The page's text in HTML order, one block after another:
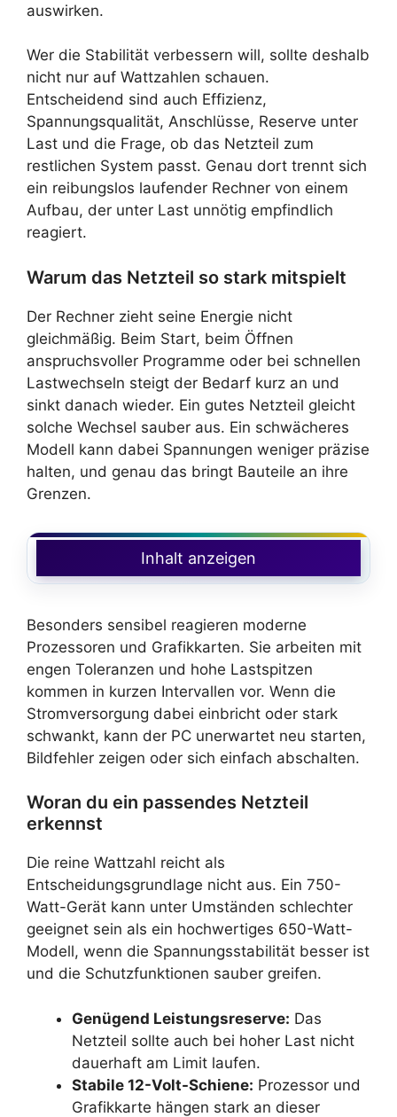
auswirken.
Wer die Stabilität verbessern will, sollte deshalb
nicht nur auf Wattzahlen schauen.
Entscheidend sind auch Effizienz,
Spannungsqualität, Anschlüsse, Reserve unter
Last und die Frage, ob das Netzteil zum
restlichen System passt. Genau dort trennt sich
ein reibungslos laufender Rechner von einem
Aufbau, der unter Last unnötig empfindlich
reagiert.
Warum das Netzteil so stark mitspielt
Der Rechner zieht seine Energie nicht
gleichmäßig. Beim Start, beim Öffnen
anspruchsvoller Programme oder bei schnellen
Lastwechseln steigt der Bedarf kurz an und
sinkt danach wieder. Ein gutes Netzteil gleicht
solche Wechsel sauber aus. Ein schwächeres
Modell kann dabei Spannungen weniger präzise
halten, und genau das bringt Bauteile an ihre
Grenzen.
Inhalt anzeigen
Besonders sensibel reagieren moderne
Prozessoren und Grafikkarten. Sie arbeiten mit
engen Toleranzen und hohe Lastspitzen
kommen in kurzen Intervallen vor. Wenn die
Stromversorgung dabei einbricht oder stark
schwankt, kann der PC unerwartet neu starten,
Bildfehler zeigen oder sich einfach abschalten.
Woran du ein passendes Netzteil
erkennst
Die reine Wattzahl reicht als
Entscheidungsgrundlage nicht aus. Ein 750-
Watt-Gerät kann unter Umständen schlechter
geeignet sein als ein hochwertiges 650-Watt-
Modell, wenn die Spannungsstabilität besser ist
und die Schutzfunktionen sauber greifen.
Genügend Leistungsreserve: Das
Netzteil sollte auch bei hoher Last nicht
dauerhaft am Limit laufen.
Stabile 12-Volt-Schiene: Prozessor und
Grafikkarte hängen stark an dieser